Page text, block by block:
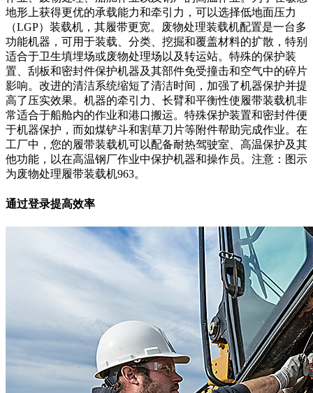
地形上获得更优的承载能力和牵引力，可以选择低地面压力
（LGP）装载机，其履带更宽。废物处理装载机配置是一台多
功能机器，可用于装载、分类、挖掘和覆盖材料的扩散，特别
适合于卫生填埋场或废物处理场以及转运站。特殊的保护装
置、刮板和密封件保护机器及其部件免受撞击和空气中的碎片
影响。改进的清洁系统缩短了清洁时间，加强了机器保护并提
高了压实效果。机器的牵引力、长臂和平衡性使履带装载机非
常适合于船舱内的作业和港口搬运。特殊保护装置和密封件便
于机器保护，而如煤铲斗和割草刀片等附件帮助完成作业。在
工厂中，您的履带装载机可以配备耐热驾驶室、高温保护及其
他功能，以在高温钢厂作业中保护机器和操作员。注意：图示
为废物处理履带装载机963。
通过登录提高效率